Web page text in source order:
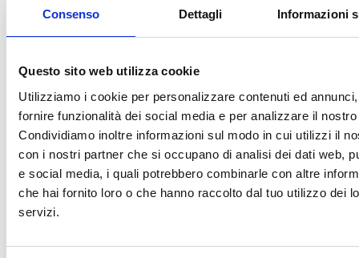
Consenso Dettagli Informazioni
Questo sito web utilizza cookie
Utilizziamo i cookie per personalizzare contenuti ed
fornire funzionalità dei social media e per analizzare il
Condividiamo inoltre informazioni sul modo in cui utilizzi il
con i nostri partner che si occupano di analisi dei dati web,
e social media, i quali potrebbero combinarle con altre
che hai fornito loro o che hanno raccolto dal tuo utilizzo dei
servizi.
Altre lezioni sul